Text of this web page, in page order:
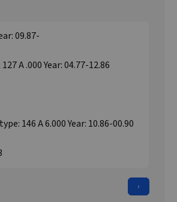
09.87-
A .000 Year: 04.77-12.86
146 A 6.000 Year: 10.86-00.90
›